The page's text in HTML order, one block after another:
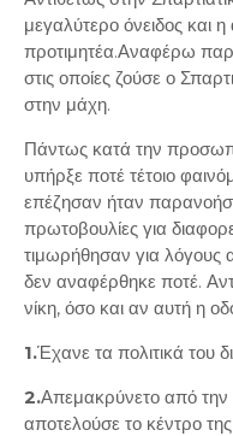
μεγαλύτερο όνειδος και
προτιμητέα.Αναφέρω
στις οποίες ζούσε ο
στην μάχη.
Πάντως κατά την
υπήρξε ποτέ τέτοιο
επέζησαν ήταν
πρωτοβουλίες για
τιμωρήθησαν για λόγους
δεν αναφέρθηκε ποτέ.
νίκη, όσο και αν αυτή η
1.Έχανε τα πολιτικά του
2.Απεμακρύνετο από την
αποτελούσε το κέντρο